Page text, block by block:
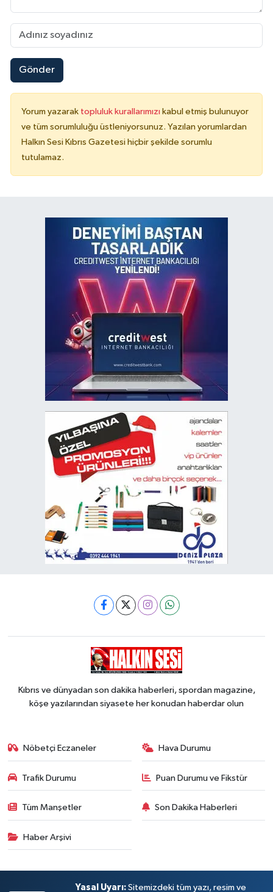
Gönder
Yorum yazarak topluluk kurallarımızı kabul etmiş bulunuyor
ve tüm sorumluluğu üstleniyorsunuz. Yazılan yorumlardan
Halkın Sesi Kıbrıs Gazetesi hiçbir şekilde sorumlu
tutulamaz.
Kıbrıs ve dünyadan son dakika haberleri, spordan magazine,
köşe yazılarından siyasete her konudan haberdar olun
Nöbetçi Eczaneler Hava Durumu
Trafik Durumu Puan Durumu ve Fikstür
Tüm Manşetler Son Dakika Haberleri
Haber Arşivi
Yasal Uyarı: Sitemizdeki tüm yazı, resim ve